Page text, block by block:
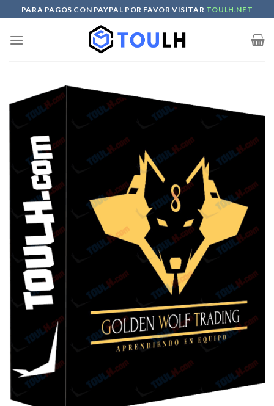
to
content
PARA PAGOS CON PAYPAL POR FAVOR VISITAR TOULH.NET